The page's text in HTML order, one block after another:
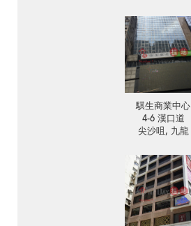
騏生商業中心
4-6 漢口道
尖沙咀, 九龍